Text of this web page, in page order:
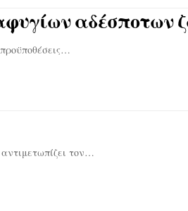
αδέσποτων
τον…